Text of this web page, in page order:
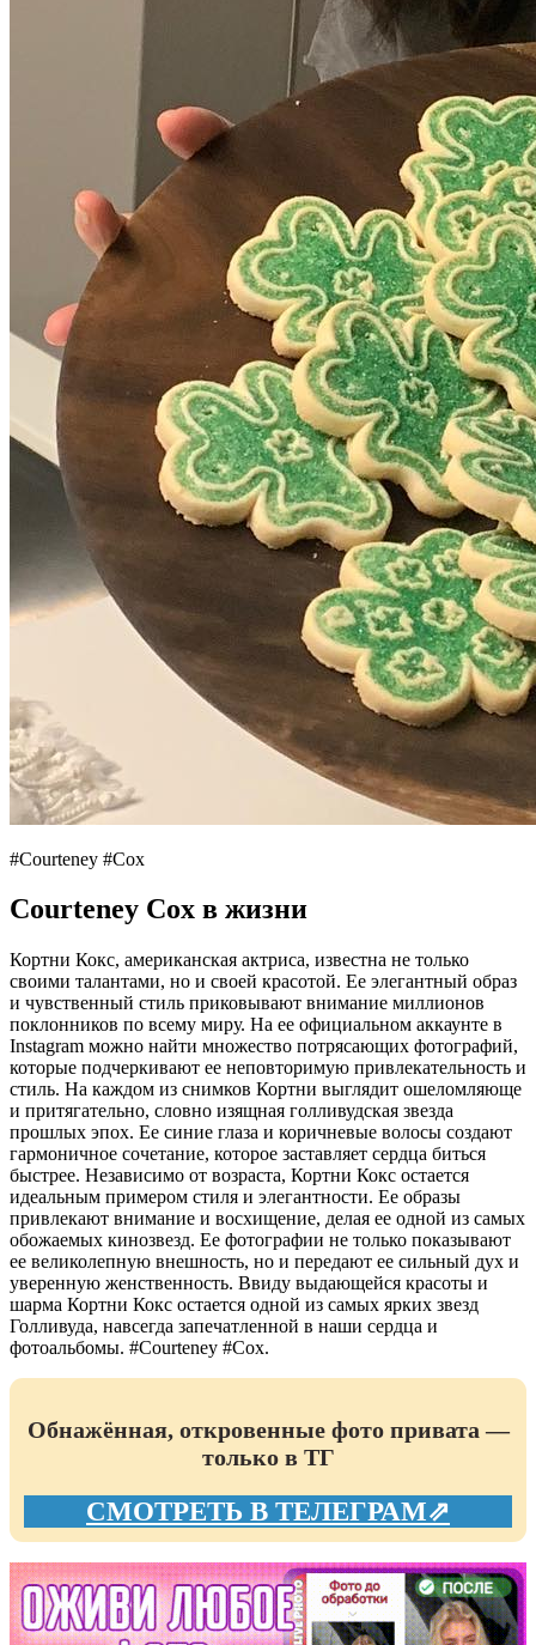
#Courteney #Cox
Courteney Cox в жизни
Кортни Кокс, американская актриса, известна не только
своими талантами, но и своей красотой. Ее элегантный образ
и чувственный стиль приковывают внимание миллионов
поклонников по всему миру. На ее официальном аккаунте в
Instagram можно найти множество потрясающих фотографий,
которые подчеркивают ее неповторимую привлекательность и
стиль. На каждом из снимков Кортни выглядит ошеломляюще
и притягательно, словно изящная голливудская звезда
прошлых эпох. Ее синие глаза и коричневые волосы создают
гармоничное сочетание, которое заставляет сердца биться
быстрее. Независимо от возраста, Кортни Кокс остается
идеальным примером стиля и элегантности. Ее образы
привлекают внимание и восхищение, делая ее одной из самых
обожаемых кинозвезд. Ее фотографии не только показывают
ее великолепную внешность, но и передают ее сильный дух и
уверенную женственность. Ввиду выдающейся красоты и
шарма Кортни Кокс остается одной из самых ярких звезд
Голливуда, навсегда запечатленной в наши сердца и
фотоальбомы. #Courteney #Cox.
Обнажённая, откровенные фото привата —
только в ТГ
СМОТРЕТЬ В ТЕЛЕГРАМ⇗